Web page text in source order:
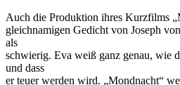
Auch die Produktion ihres Kurzfilms
gleichnamigen Gedicht von Joseph
als
schwierig. Eva weiß ganz genau, wie
und dass
er teuer werden wird. „Mondnacht“